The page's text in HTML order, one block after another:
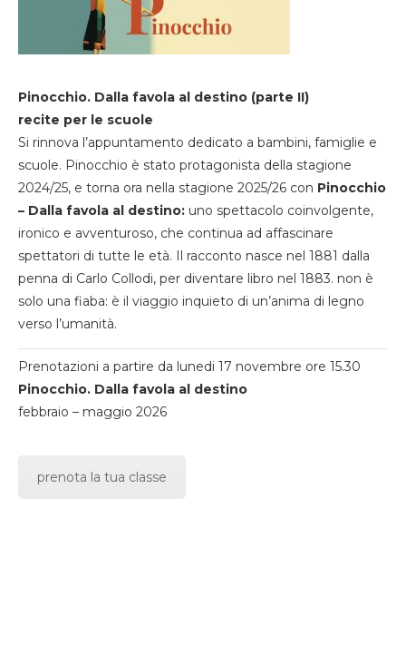
Pinocchio. Dalla favola al destino (parte II)
recite per le scuole
Si rinnova l’appuntamento dedicato a bambini, famiglie e
scuole. Pinocchio è stato protagonista della stagione
2024/25, e torna ora nella stagione 2025/26 con Pinocchio
– Dalla favola al destino: uno spettacolo coinvolgente,
ironico e avventuroso, che continua ad affascinare
spettatori di tutte le età. Il racconto nasce nel 1881 dalla
penna di Carlo Collodi, per diventare libro nel 1883. non è
solo una fiaba: è il viaggio inquieto di un’anima di legno
verso l’umanità.
Prenotazioni a partire da lunedi 17 novembre ore 15.30
Pinocchio. Dalla favola al destino
febbraio – maggio 2026
prenota la tua classe